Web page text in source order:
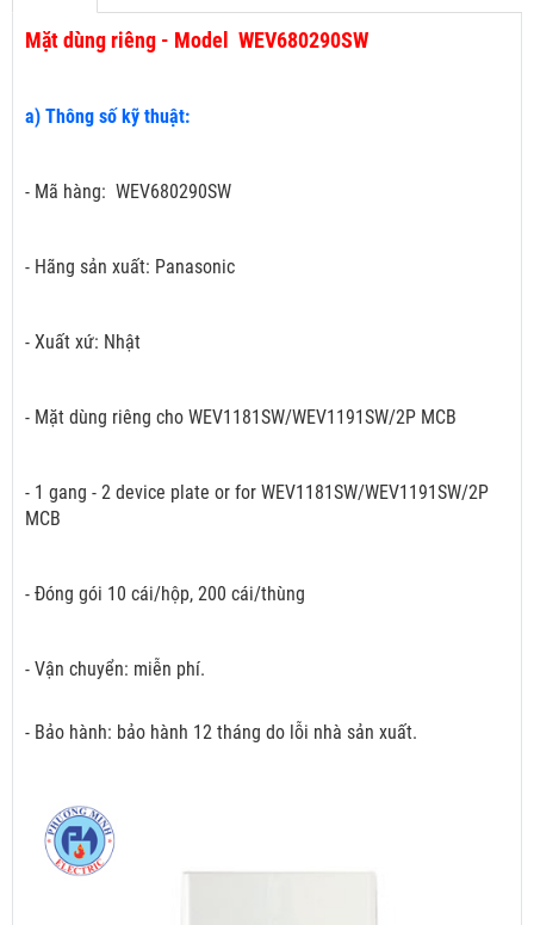
Mặt dùng riêng - Model WEV680290SW
a) Thông số kỹ thuật:
- Mã hàng: WEV680290SW
- Hãng sản xuất: Panasonic
- Xuất xứ: Nhật
- Mặt dùng riêng cho WEV1181SW/WEV1191SW/2P MCB
- 1 gang - 2 device plate or for WEV1181SW/WEV1191SW/2P
MCB
- Đóng gói 10 cái/hộp, 200 cái/thùng
- Vận chuyển: miễn phí.
- Bảo hành: bảo hành 12 tháng do lỗi nhà sản xuất.